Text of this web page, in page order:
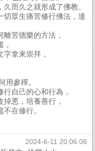
而久之就形成了佛教。
切眾生痛苦修行佛法，達
苦德樂的方法，
拿來崇拜，
用參禪。
自己的心和行為，
悪，培養善行，
在修行。
2024-6-11 20:06:06